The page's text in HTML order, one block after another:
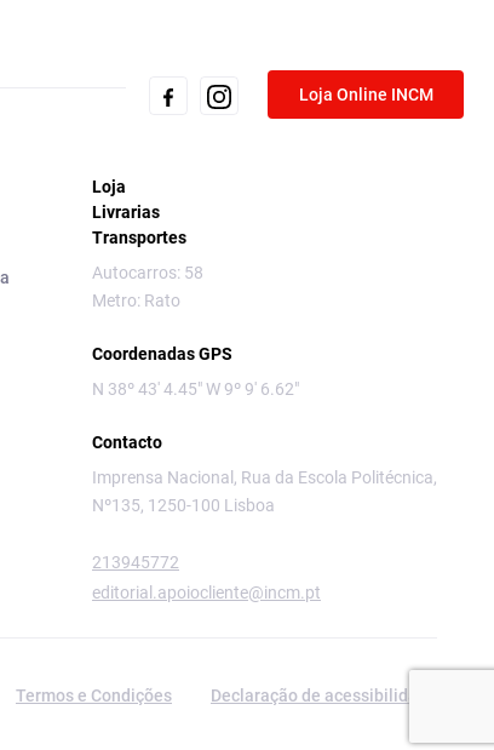
Loja Online INCM
Loja
Livrarias
Transportes
Autocarros: 58
Metro: Rato
Coordenadas GPS
N 38º 43' 4.45" W 9º 9' 6.62"
Contacto
Imprensa Nacional, Rua da Escola Politécnica,
Nº135, 1250-100 Lisboa
213945772
editorial.apoiocliente@incm.pt
Termos e Condições Declaração de acessibilidade